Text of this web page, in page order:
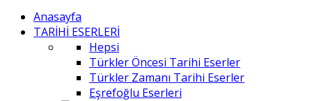
Anasayfa
TARİHİ ESERLERİ
Hepsi
Türkler Öncesi Tarihi Eserler
Türkler Zamanı Tarihi Eserler
Eşrefoğlu Eserleri